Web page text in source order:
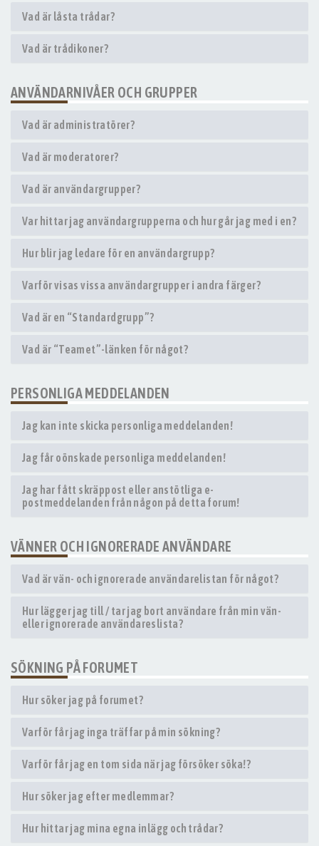
Vad är låsta trådar?
Vad är trådikoner?
ANVÄNDARNIVÅER OCH GRUPPER
Vad är administratörer?
Vad är moderatorer?
Vad är användargrupper?
Var hittar jag användargrupperna och hur går jag med i en?
Hur blir jag ledare för en användargrupp?
Varför visas vissa användargrupper i andra färger?
Vad är en “Standardgrupp”?
Vad är “Teamet”-länken för något?
PERSONLIGA MEDDELANDEN
Jag kan inte skicka personliga meddelanden!
Jag får oönskade personliga meddelanden!
Jag har fått skräppost eller anstötliga e-
postmeddelanden från någon på detta forum!
VÄNNER OCH IGNORERADE ANVÄNDARE
Vad är vän- och ignorerade användarelistan för något?
Hur lägger jag till / tar jag bort användare från min vän-
eller ignorerade användareslista?
SÖKNING PÅ FORUMET
Hur söker jag på forumet?
Varför får jag inga träffar på min sökning?
Varför får jag en tom sida när jag försöker söka!?
Hur söker jag efter medlemmar?
Hur hittar jag mina egna inlägg och trådar?